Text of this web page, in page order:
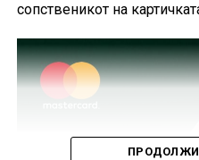
сопственикот на